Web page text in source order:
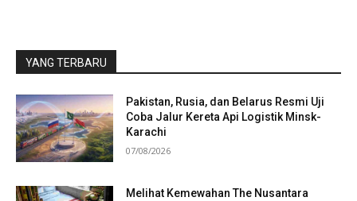
YANG TERBARU
Pakistan, Rusia, dan Belarus Resmi Uji
Coba Jalur Kereta Api Logistik Minsk-
Karachi
07/08/2026
Melihat Kemewahan The Nusantara